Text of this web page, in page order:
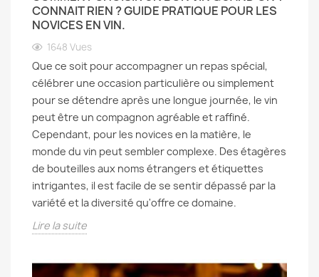
CONNAIT RIEN ? GUIDE PRATIQUE POUR LES
NOVICES EN VIN.
1648 Vues
Que ce soit pour accompagner un repas spécial,
célébrer une occasion particulière ou simplement
pour se détendre après une longue journée, le vin
peut être un compagnon agréable et raffiné.
Cependant, pour les novices en la matière, le
monde du vin peut sembler complexe. Des étagères
de bouteilles aux noms étrangers et étiquettes
intrigantes, il est facile de se sentir dépassé par la
variété et la diversité qu'offre ce domaine.
Lire la suite